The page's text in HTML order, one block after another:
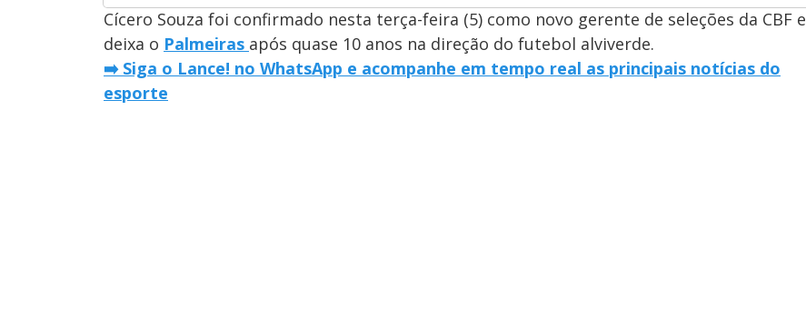
Cícero Souza foi confirmado nesta terça-feira (5) como novo gerente de seleções da CBF e
deixa o Palmeiras após quase 10 anos na direção do futebol alviverde.
➡️ Siga o Lance! no WhatsApp e acompanhe em tempo real as principais notícias do
esporte